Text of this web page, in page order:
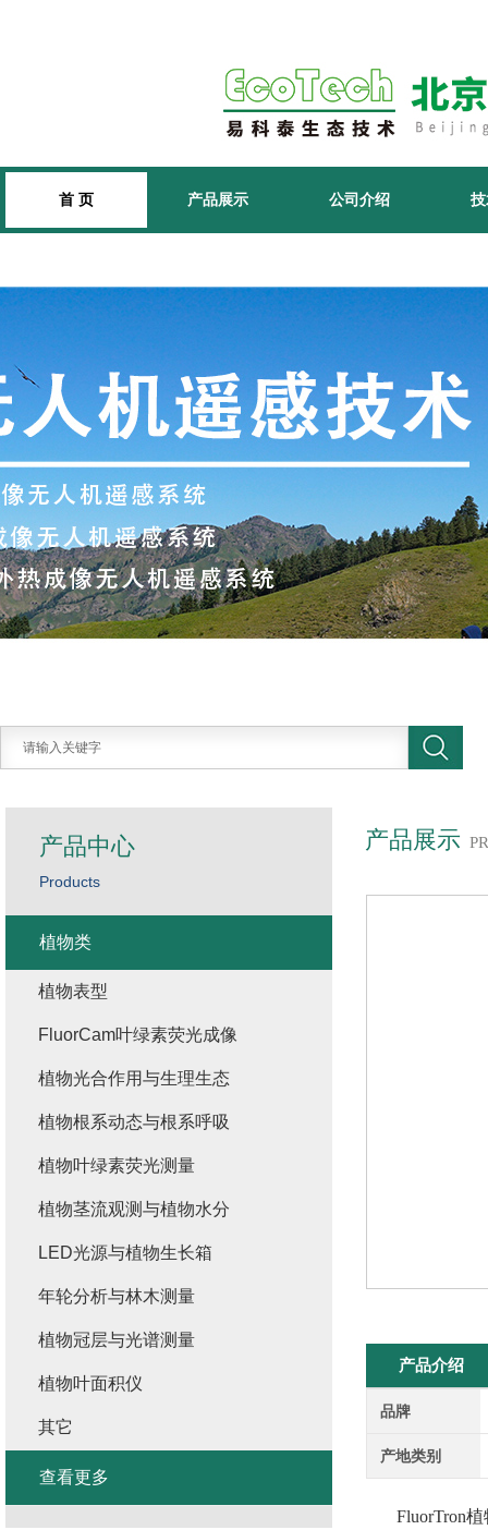
首 页 产品展示 公司介绍
产品展示
产品介绍
品牌
产地类别
FluorTron
产品中心
Products
植物类
植物表型
FluorCam叶绿素荧光成像
植物光合作用与生理生态
植物根系动态与根系呼吸
植物叶绿素荧光测量
植物茎流观测与植物水分
LED光源与植物生长箱
年轮分析与林木测量
植物冠层与光谱测量
植物叶面积仪
其它
查看更多